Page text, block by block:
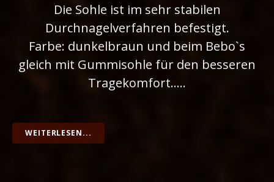
Die Sohle ist im sehr stabilen
Durchnagelverfahren befestigt.
Farbe: dunkelbraun und beim Bebo`s
gleich mit Gummisohle für den besseren
Tragekomfort…..
WEITERLESEN...